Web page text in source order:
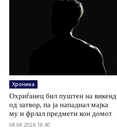
Хроника
Охриѓанец бил пуштен на викенд
од затвор, па ја нападнал мајка
му и фрлал предмети кон домот
08.08.2026 18:40